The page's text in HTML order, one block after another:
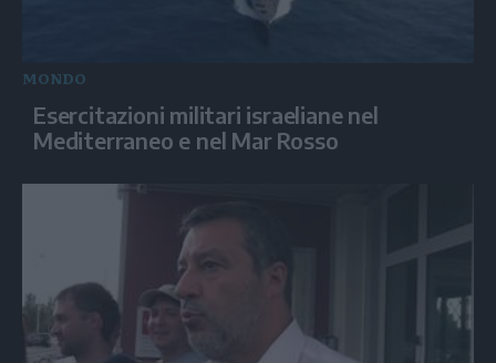
MONDO
Esercitazioni militari israeliane nel
Mediterraneo e nel Mar Rosso